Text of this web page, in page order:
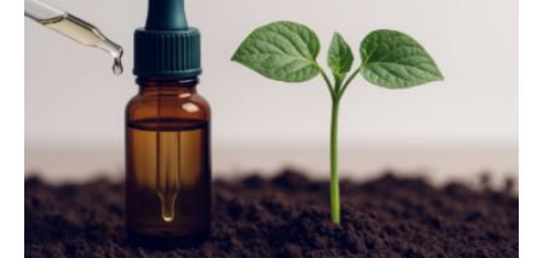
Art einer neuen Gattung beschrieben werden und trägt
nun den Namen Cretosabethes primaevus. Dieser erste
fossile Nachweis einer Stechmückenlarve in Bernstein
stellt gleichzeitig den ersten Fossilfund einer
Mückenlarve aus dem Mesozoikum dar, denn…